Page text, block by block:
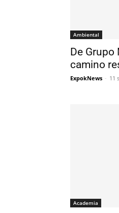
Ambiental
De Grupo
camino
ExpokNews - 11
Academia